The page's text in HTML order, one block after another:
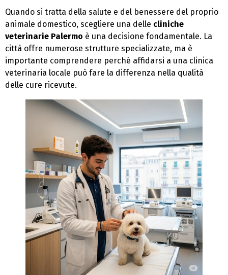
Quando si tratta della salute e del benessere del proprio
animale domestico, scegliere una delle cliniche
veterinarie Palermo è una decisione fondamentale. La
città offre numerose strutture specializzate, ma è
importante comprendere perché affidarsi a una clinica
veterinaria locale può fare la differenza nella qualità
delle cure ricevute.